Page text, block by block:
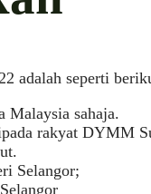
adalah seperti
Malaysia sahaja.
rakyat DYMM
Selangor;